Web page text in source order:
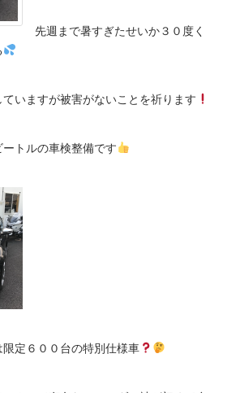
先週まで暑すぎたせいか３０度く
いますが被害がないことを祈ります
トルの車検整備です
定６００台の特別仕様車